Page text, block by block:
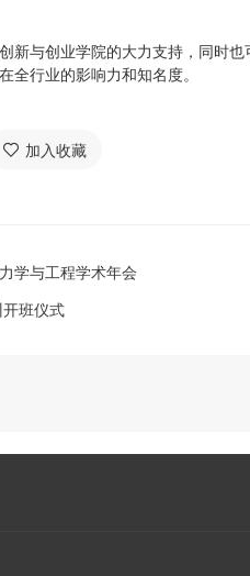
新与创业学院的大力支持，同时
行业的影响力和知名度。
加入收藏
学与工程学术年会
班仪式